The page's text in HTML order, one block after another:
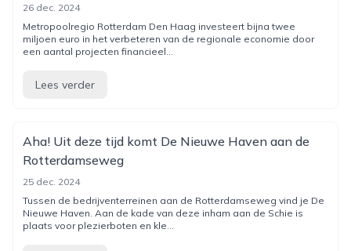
26 dec. 2024
Metropoolregio Rotterdam Den Haag investeert bijna twee
miljoen euro in het verbeteren van de regionale economie door
een aantal projecten financieel...
Lees verder
Aha! Uit deze tijd komt De Nieuwe Haven aan de
Rotterdamseweg
25 dec. 2024
Tussen de bedrijventerreinen aan de Rotterdamseweg vind je De
Nieuwe Haven. Aan de kade van deze inham aan de Schie is
plaats voor plezierboten en kle...